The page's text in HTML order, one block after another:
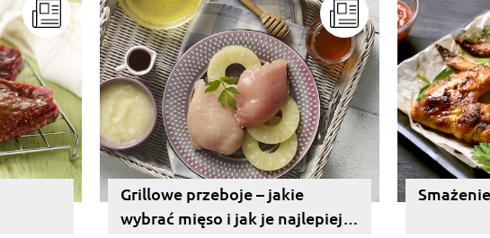
Grillowe przeboje – jakie
wybrać mięso i jak je najlepiej